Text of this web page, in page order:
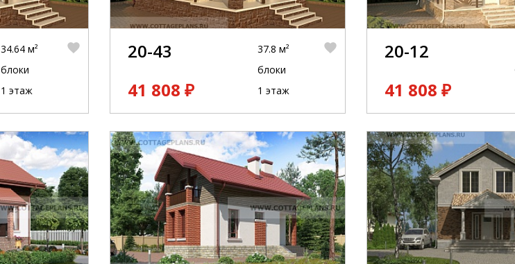
34.64 м²
блоки
1 этаж
20-43
41 808 ₽
37.8 м²
блоки
1 этаж
20-12
41 808 ₽